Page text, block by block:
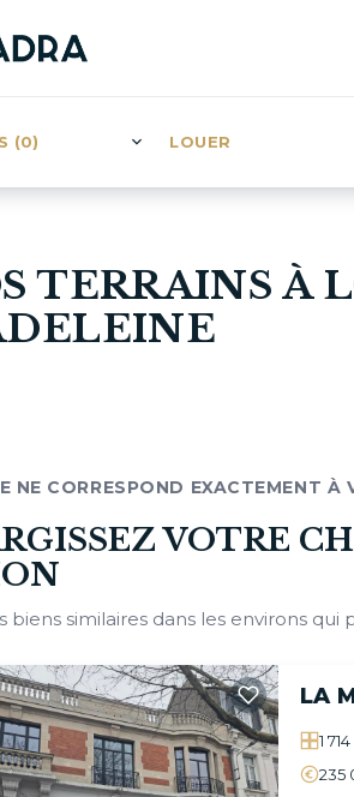
(0) LOUER
TERRAINS À
NE CORRESPOND EXACTEMENT À
VOTRE
biens similaires dans les environs qui
LA
1
235